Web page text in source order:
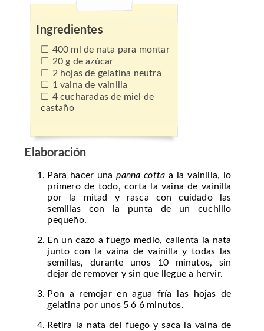
Ingredientes
400 ml de nata para montar
20 g de azúcar
2 hojas de gelatina neutra
1 vaina de vainilla
4 cucharadas de miel de
castaño
Elaboración
Para hacer unapanna cotta a la vainilla, lo
primero de todo, corta la vaina de vainilla
por la mitad y rasca con cuidado las
semillas con la punta de un cuchillo
pequeño.
En un cazo a fuego medio, calienta la nata
junto con la vaina de vainilla y todas las
semillas, durante unos 10 minutos, sin
dejar de remover y sin que llegue a hervir.
Pon a remojar en agua fría las hojas de
gelatina por unos 5 ó 6 minutos.
Retira la nata del fuego y saca la vaina de